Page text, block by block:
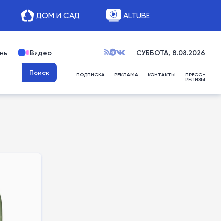
ДОМ И САД ALTUBE
Видео СУББОТА, 8.08.2026
ПОДПИСКА РЕКЛАМА КОНТАКТЫ ПРЕСС-
РЕЛИЗЫ